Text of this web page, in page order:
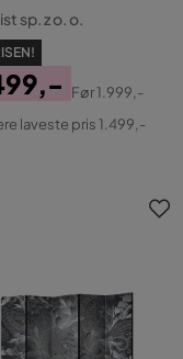
sp. z o. o.
Før1.999,-
laveste pris 1.499,-